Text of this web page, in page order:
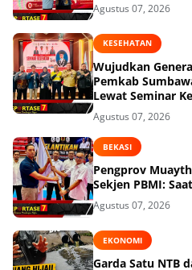
Agustus 07, 2026
KESEHATAN
Wujudkan
Pemkab
Lewat Seminar
Agustus 07, 2026
BEKASI
Pengprov
Sekjen PBMI:
Agustus 07, 2026
EKONOMI
Garda Satu NTB